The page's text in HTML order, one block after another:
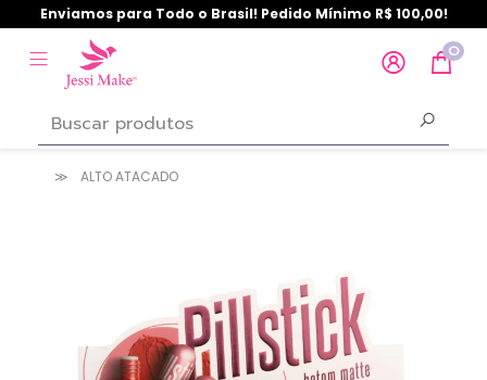
Enviamos para Todo o Brasil! Pedido Mínimo R$ 100,00!
0
ALTO ATACADO